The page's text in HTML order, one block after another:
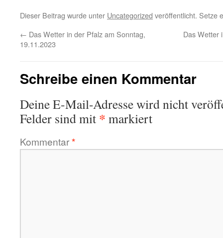
Dieser Beitrag wurde unter Uncategorized veröffentlicht. Setze
← Das Wetter in der Pfalz am Sonntag,
19.11.2023
Das Wetter
Schreibe einen Kommentar
Deine E-Mail-Adresse wird nicht
Felder sind mit * markiert
Kommentar*